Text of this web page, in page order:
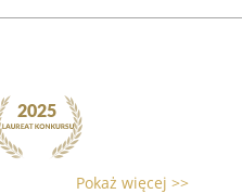
Pokaż więcej >>